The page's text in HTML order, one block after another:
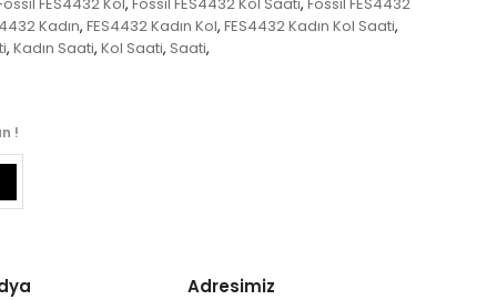
, ,
Kadın, FES4432 Kadın Kol, FES4432 Kadın Kol Saati,
, Kadın Saati, Kol Saati, Saati,
!
Adresimiz